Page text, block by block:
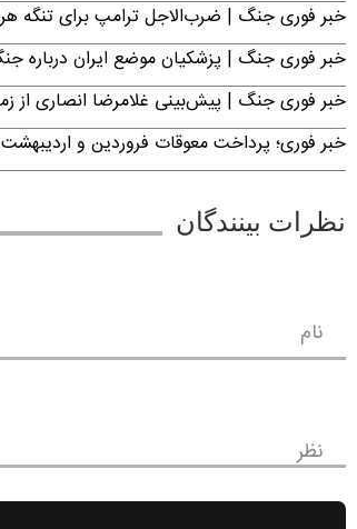
خبر فوری جنگ | ضرب‌الاجل ترامپ برای تنگه
خبر فوری جنگ | پزشکیان موضع ایران درباره
خبر فوری جنگ | پیش‌بینی غلامرضا انصاری از
خبر فوری؛ پرداخت معوقات فروردین و
نظرات بینندگان
نام
نظر